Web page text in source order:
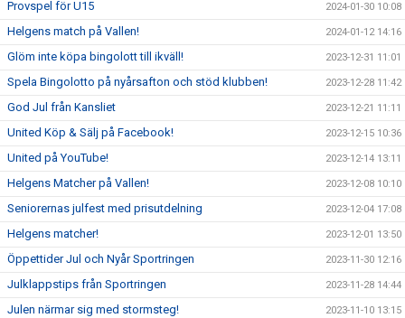
Provspel för U15 2024-01-30 10:08
Helgens match på Vallen! 2024-01-12 14:16
Glöm inte köpa bingolott till ikväll! 2023-12-31 11:01
Spela Bingolotto på nyårsafton och stöd klubben! 2023-12-28 11:42
God Jul från Kansliet 2023-12-21 11:11
United Köp & Sälj på Facebook! 2023-12-15 10:36
United på YouTube! 2023-12-14 13:11
Helgens Matcher på Vallen! 2023-12-08 10:10
Seniorernas julfest med prisutdelning 2023-12-04 17:08
Helgens matcher! 2023-12-01 13:50
Öppettider Jul och Nyår Sportringen 2023-11-30 12:16
Julklappstips från Sportringen 2023-11-28 14:44
Julen närmar sig med stormsteg! 2023-11-10 13:15